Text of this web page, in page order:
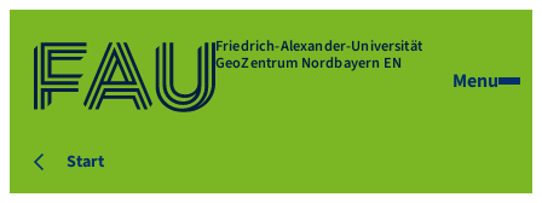
Friedrich-Alexander-Universität
GeoZentrum Nordbayern EN
Menu
Start